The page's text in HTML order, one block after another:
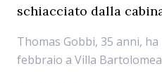
schiacciato dalla
Thomas Gobbi, 35 anni,
febbraio a Villa